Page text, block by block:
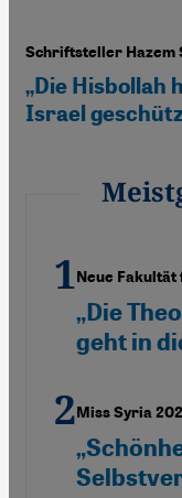
Schriftsteller Hazem
„Die Hisbollah
Israel
Neue
„Die
geht in
Miss Syria